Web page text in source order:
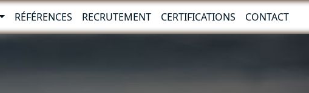
RÉFÉRENCES RECRUTEMENT CERTIFICATIONS CONTACT